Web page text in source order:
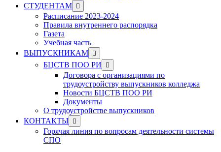
СТУДЕНТАМ Show
sub
menu
Расписание 2023-2024
Правила внутреннего распорядка
Газета
Учебная часть
ВЫПУСКНИКАМ Show
sub
menu
БЦСТВ ПОО РИ
Show
sub
menu
Договора с организациями по
трудоустройству выпускников колледжа
Новости БЦСТВ ПОО РИ
Документы
О трудоустройстве выпускников
КОНТАКТЫ Show
sub
menu
Горячая линия по вопросам деятельности системы
СПО